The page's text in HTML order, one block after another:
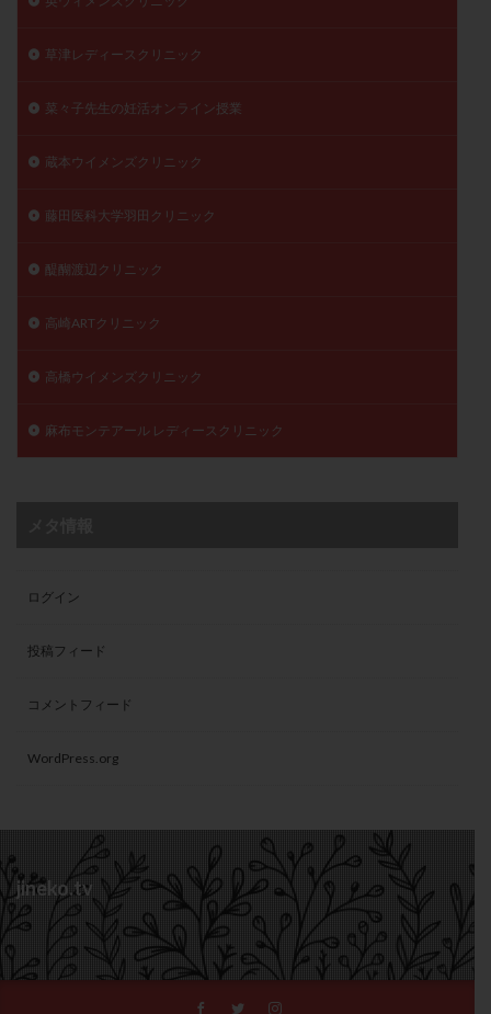
草津レディースクリニック
菜々子先生の妊活オンライン授業
蔵本ウイメンズクリニック
藤田医科大学羽田クリニック
醍醐渡辺クリニック
高崎ARTクリニック
高橋ウイメンズクリニック
麻布モンテアール レディースクリニック
ログイン
投稿フィード
コメントフィード
WordPress.org
jineko.tv